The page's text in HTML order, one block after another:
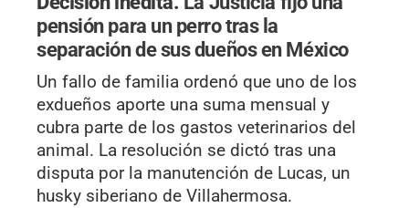
pensión para un perro tras la
separación de sus dueños en México
Un fallo de familia ordenó que uno de los
exdueños aporte una suma mensual y
cubra parte de los gastos veterinarios del
animal. La resolución se dictó tras una
disputa por la manutención de Lucas, un
husky siberiano de Villahermosa.